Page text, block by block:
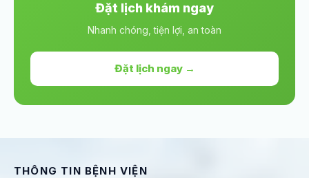
Đặt lịch khám ngay
Nhanh chóng, tiện lợi, an toàn
Đặt lịch ngay →
THÔNG TIN BỆNH VIỆN